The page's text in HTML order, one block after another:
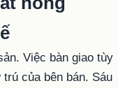
Việc bàn giao tùy
của bên bán. Sáu